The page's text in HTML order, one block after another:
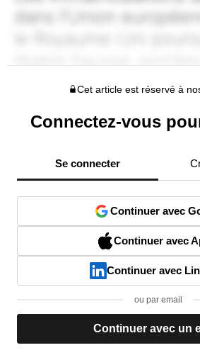
Cet article est réservé à
Connectez-vous
Se connecter
Continuer avec
Continuer avec
Continuer avec
ou par email
Continuer avec un